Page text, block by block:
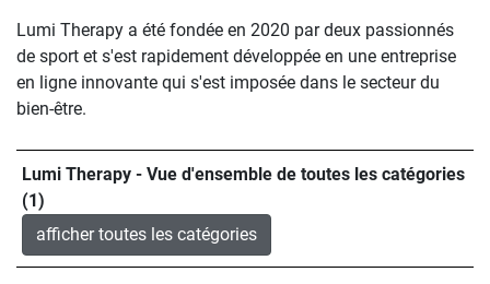
Lumi Therapy a été fondée en 2020 par deux passionnés
de sport et s'est rapidement développée en une entreprise
en ligne innovante qui s'est imposée dans le secteur du
bien-être.
Lumi Therapy - Vue d'ensemble de toutes les catégories
(1)
afficher toutes les catégories